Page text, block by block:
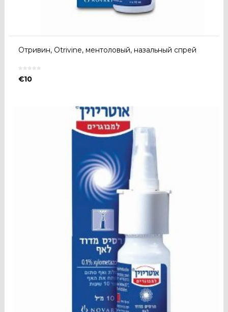
Отривин, Otrivine, ментоловый, назальный спрей
€10